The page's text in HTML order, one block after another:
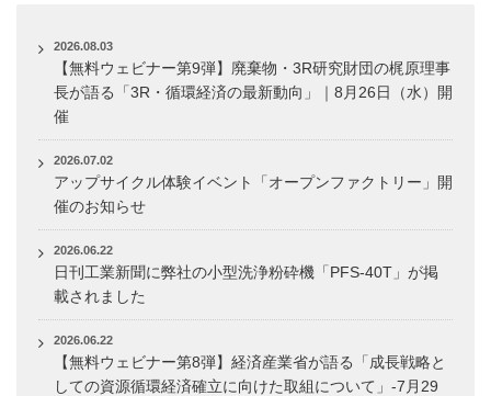
2026.08.03
【無料ウェビナー第9弾】廃棄物・3R研究財団の梶原理事
長が語る「3R・循環経済の最新動向」｜8月26日（水）開
催
2026.07.02
アップサイクル体験イベント「オープンファクトリー」開
催のお知らせ
2026.06.22
日刊工業新聞に弊社の小型洗浄粉砕機「PFS-40T」が掲
載されました
2026.06.22
【無料ウェビナー第8弾】経済産業省が語る「成長戦略と
しての資源循環経済確立に向けた取組について」-7月29